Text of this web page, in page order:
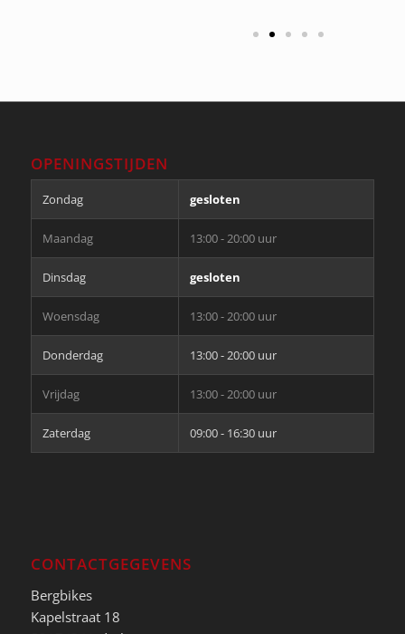
OPENINGSTIJDEN
Zondag gesloten
Maandag 13:00 - 20:00 uur
Dinsdag gesloten
Woensdag 13:00 - 20:00 uur
Donderdag 13:00 - 20:00 uur
Vrijdag 13:00 - 20:00 uur
Zaterdag 09:00 - 16:30 uur
CONTACTGEGEVENS
Bergbikes
Kapelstraat 18